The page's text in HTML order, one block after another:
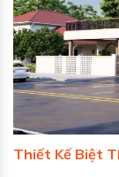
Thiết Kế Biệt